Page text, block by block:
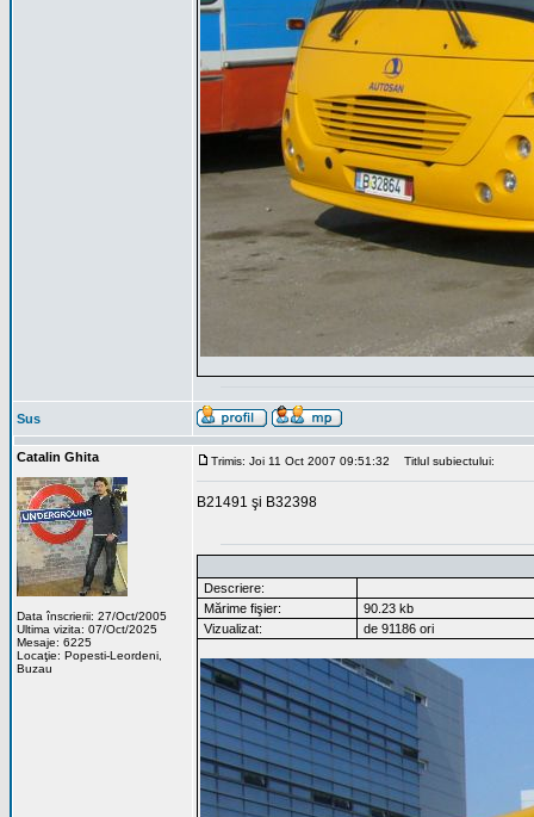
Sus
Catalin Ghita
Data înscrierii: 27/Oct/2005
Ultima vizita: 07/Oct/2025
Mesaje: 6225
Locaţie: Popesti-Leordeni,
Buzau
Trimis: Joi 11 Oct 2007 09:51:32 Titlul subiectului:
B21491 şi B32398
Descriere:
Mărime fişier:
90.23 kb
Vizualizat:
de 91186 ori